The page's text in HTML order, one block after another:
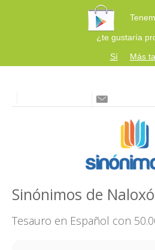
¿te gustaría
Sí
Más
Sinónimos de
Tesauro en Español con